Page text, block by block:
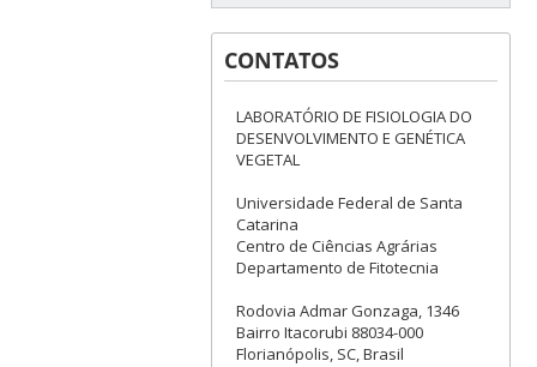
CONTATOS
LABORATÓRIO DE FISIOLOGIA DO
DESENVOLVIMENTO E GENÉTICA
VEGETAL
Universidade Federal de Santa
Catarina
Centro de Ciências Agrárias
Departamento de Fitotecnia
Rodovia Admar Gonzaga, 1346
Bairro Itacorubi 88034-000
Florianópolis, SC, Brasil